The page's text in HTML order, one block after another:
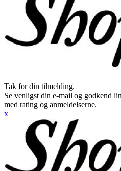
Tak for din tilmelding.
Se venligst din e-mail og godkend
med rating og anmeldelserne.
x